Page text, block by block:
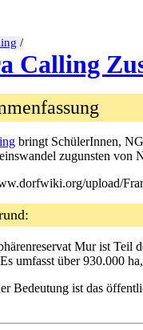
/
Calling
bringt SchülerInnen,
zugunsten von
upload/
Mur ist Teil
umfasst über 930.000
Bedeutung ist das